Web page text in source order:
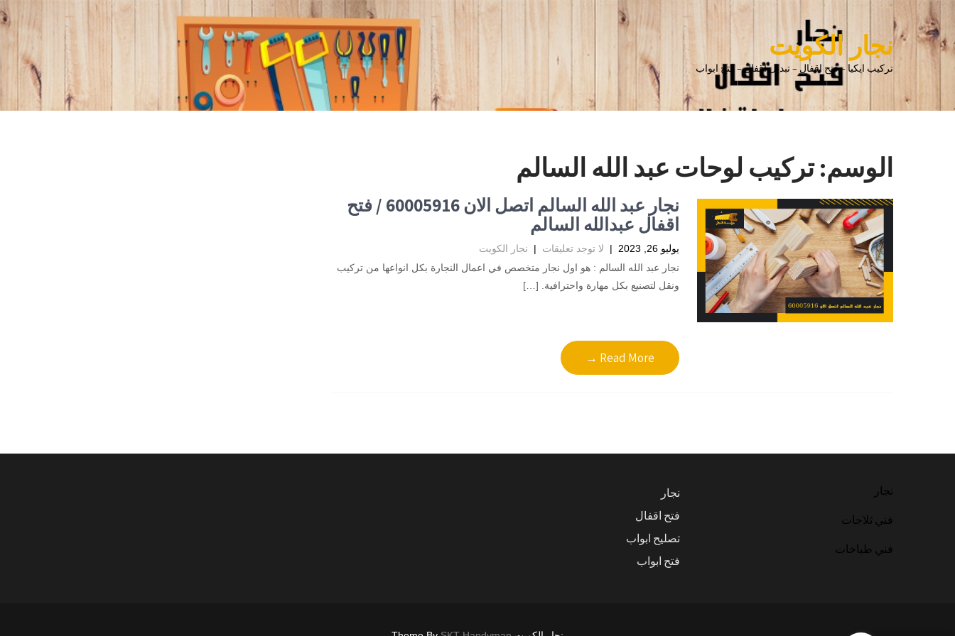
نجار الكويت
تركيب ايكيا – فتح اقفال – تبديل اقفال – فتح ابواب
الوسم:تركيب لوحات عبد الله السالم
نجار عبد الله السالم اتصل الان 60005916 / فتح
اقفال عبدالله السالم
يوليو 26, 2023 | لا توجد تعليقات | نجار الكويت
نجار عبد الله السالم : هو اول نجار متخصص في اعمال النجارة بكل انواعها من تركيب
ونقل لتصنيع بكل مهارة واحترافية. […]
Read More →
نجار
فني ثلاجات
فني طباخات
نجار
فتح اقفال
تصليح ابواب
فتح ابواب